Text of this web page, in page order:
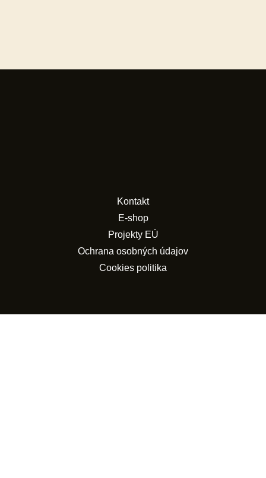
Kontakt
E-shop
Projekty EÚ
Ochrana osobných údajov
Cookies politika